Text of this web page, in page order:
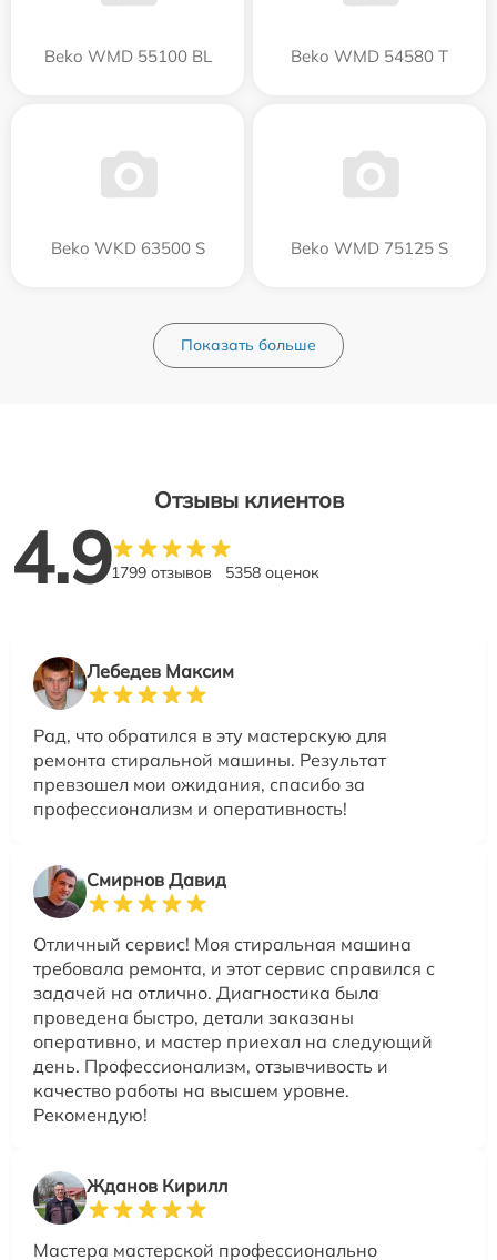
Beko WMD 55100 BL Beko WMD 54580 T
Beko WKD 63500 S Beko WMD 75125 S
Показать больше
Отзывы клиентов
4.91799 отзывов 5358 оценок
Лебедев Максим
Рад, что обратился в эту мастерскую для
ремонта стиральной машины. Результат
превзошел мои ожидания, спасибо за
профессионализм и оперативность!
Смирнов Давид
Отличный сервис! Моя стиральная машина
требовала ремонта, и этот сервис справился с
задачей на отлично. Диагностика была
проведена быстро, детали заказаны
оперативно, и мастер приехал на следующий
день. Профессионализм, отзывчивость и
качество работы на высшем уровне.
Рекомендую!
Жданов Кирилл
Мастера мастерской профессионально